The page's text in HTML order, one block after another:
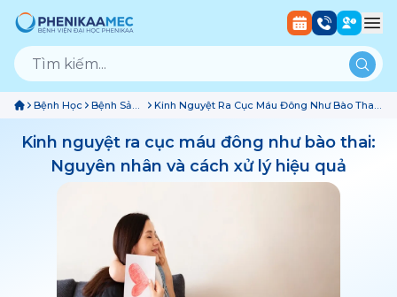
Bệnh Học
Bệnh Sản
Phụ Khoa
Kinh Nguyệt Ra Cục Máu Đông Như Bào Thai:
Kinh nguyệt ra cục máu đông như bào thai:
Nguyên nhân và cách xử lý hiệu quả